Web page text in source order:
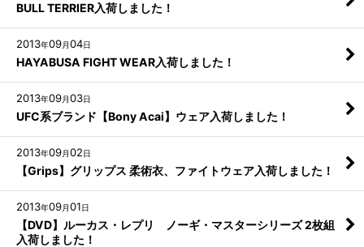
BULL TERRIER入荷しました！
2013年09月04日
HAYABUSA FIGHT WEAR入荷しました！
2013年09月03日
UFC系ブランド【Bony Acai】ウェア入荷しました！
2013年09月02日
【Grips】グリップス 柔術衣、ファイトウェア入荷しました！
2013年09月01日
【DVD】ルーカス・レプリ ノーギ・マスターシリーズ 2枚組
入荷しました！